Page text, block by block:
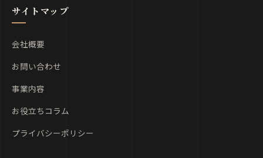
サイトマップ
会社概要
お問い合わせ
事業内容
お役立ちコラム
プライバシーポリシー